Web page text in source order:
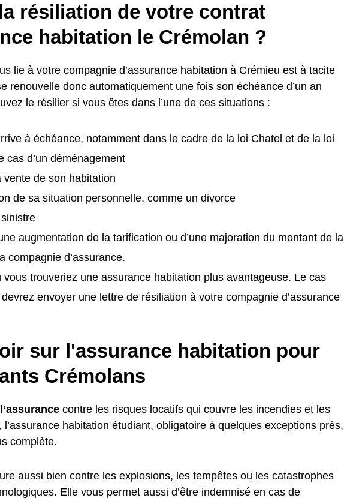
résiliation de votre contrat
habitation le Crémolan ?
lie à votre compagnie d’assurance habitation à Crémieu est à tacite
renouvelle donc automatiquement une fois son échéance d’un an
le résilier si vous êtes dans l’une de ces situations :
à échéance, notamment dans le cadre de la loi Chatel et de la loi
cas d’un déménagement
vente de son habitation
de sa situation personnelle, comme un divorce
augmentation de la tarification ou d’une majoration du montant de la
compagnie d’assurance.
vous trouveriez une assurance habitation plus avantageuse. Le cas
envoyer une lettre de résiliation à votre compagnie d’assurance
sur l'assurance habitation pour
Crémolans
l’assurance contre les risques locatifs qui couvre les incendies et les
habitation étudiant, obligatoire à quelques exceptions près,
complète.
aussi bien contre les explosions, les tempêtes ou les catastrophes
Elle vous permet aussi d’être indemnisé en cas de